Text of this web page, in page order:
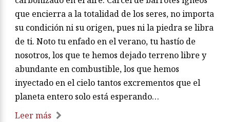
que encierra a la totalidad de los seres, no importa
su condición ni su origen, pues ni la piedra se libra
de ti. Noto tu enfado en el verano, tu hastío de
nosotros, los que te hemos dejado terreno libre y
abundante en combustible, los que hemos
inyectado en el cielo tantos excrementos que el
planeta entero solo está esperando…
Leer más